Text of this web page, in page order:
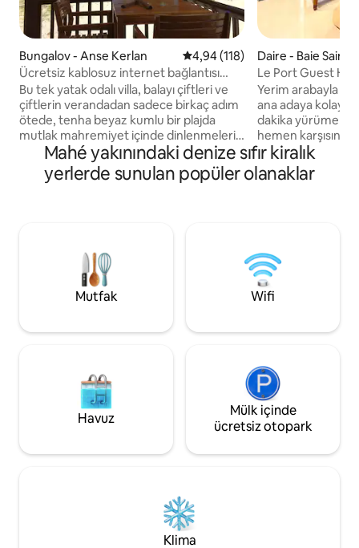
Bungalov - Anse Kerlan 5 üzerinden ortalama 4,94
4,94 (118)
Ücretsiz kablosuz internet bağlantısı
olan gözlerden uzak sahil villası
Bu tek yatak odalı villa, balayı çiftleri ve
çiftlerin verandadan sadece birkaç adım
ötede, tenha beyaz kumlu bir plajda
mutlak mahremiyet içinde dinlenmeleri
için idealdir. Villa, Seyşeller'in en güzel
plajlarından ikisi olan Anse Georgette ve
Anse Lazio plajı ile çevrilidir. Mağazalara,
mesafededir ve çevredeki diğer adaları
keşfetmek için iyi bir konumdadır.
Daire - Baie
Le Port Guest
Yerim arabayla 2
ana adaya kolay
dakika yürüme
hemen
taşıma kolayca
Havaalanı
mesafededir.
küçük bir
görmek için
Mahé yakınındaki denize sıfır kiralık
yerlerde sunulan popüler olanaklar
Mutfak Wifi
Havuz
Mülk içinde
ücretsiz otopark
Klima